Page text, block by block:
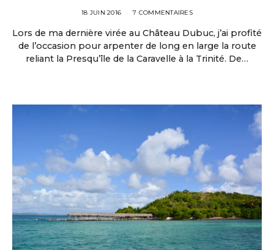
18 JUIN 2016 7 COMMENTAIRES
Lors de ma dernière virée au Château Dubuc, j’ai profité
de l’occasion pour arpenter de long en large la route
reliant la Presqu’île de la Caravelle à la Trinité. De…